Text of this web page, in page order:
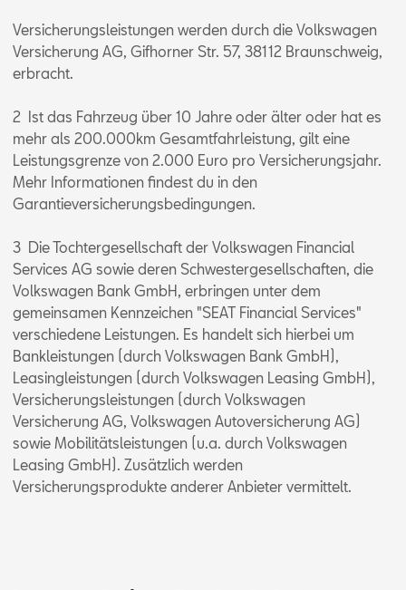
Versicherungsleistungen werden durch die Volkswagen
Versicherung AG, Gifhorner Str. 57, 38112 Braunschweig,
erbracht.
2 Ist das Fahrzeug über 10 Jahre oder älter oder hat es
mehr als 200.000km Gesamtfahrleistung, gilt eine
Leistungsgrenze von 2.000 Euro pro Versicherungsjahr.
Mehr Informationen findest du in den
Garantieversicherungsbedingungen.
3 Die Tochtergesellschaft der Volkswagen Financial
Services AG sowie deren Schwestergesellschaften, die
Volkswagen Bank GmbH, erbringen unter dem
gemeinsamen Kennzeichen "SEAT Financial Services"
verschiedene Leistungen. Es handelt sich hierbei um
Bankleistungen (durch Volkswagen Bank GmbH),
Leasingleistungen (durch Volkswagen Leasing GmbH),
Versicherungsleistungen (durch Volkswagen
Versicherung AG, Volkswagen Autoversicherung AG)
sowie Mobilitätsleistungen (u.a. durch Volkswagen
Leasing GmbH). Zusätzlich werden
Versicherungsprodukte anderer Anbieter vermittelt.